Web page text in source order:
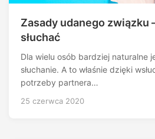
Zasady udanego związku – Naucz
słuchać
Dla wielu osób bardziej naturalne
słuchanie. A to właśnie dzięki
potrzeby partnera…
25 czerwca 2020